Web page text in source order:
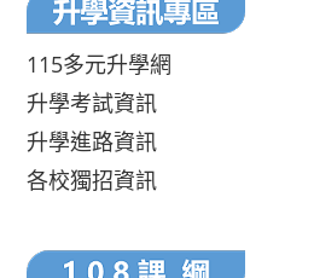
115多元升學網
升學考試資訊
升學進路資訊
各校獨招資訊